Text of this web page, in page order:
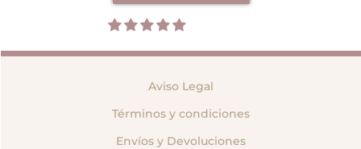
Aviso Legal
Términos y condiciones
Envíos y Devoluciones